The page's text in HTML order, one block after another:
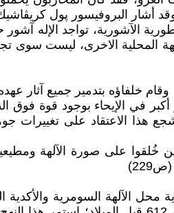
أشار البروفيسور پول
الآشورية، تواجد الإله آشور
المحلية الاخرى، ليست سوى
(عام 1353 ـ 1336 قبل الميلاد)، لكنها باءت بالفشل، وقام
في الإيحاء بوجود قوة فوق
هذا الاعتقاد على تغييرات
خُلقوا على صورة الآلهة
محل الآلهة السومرية والأكدية